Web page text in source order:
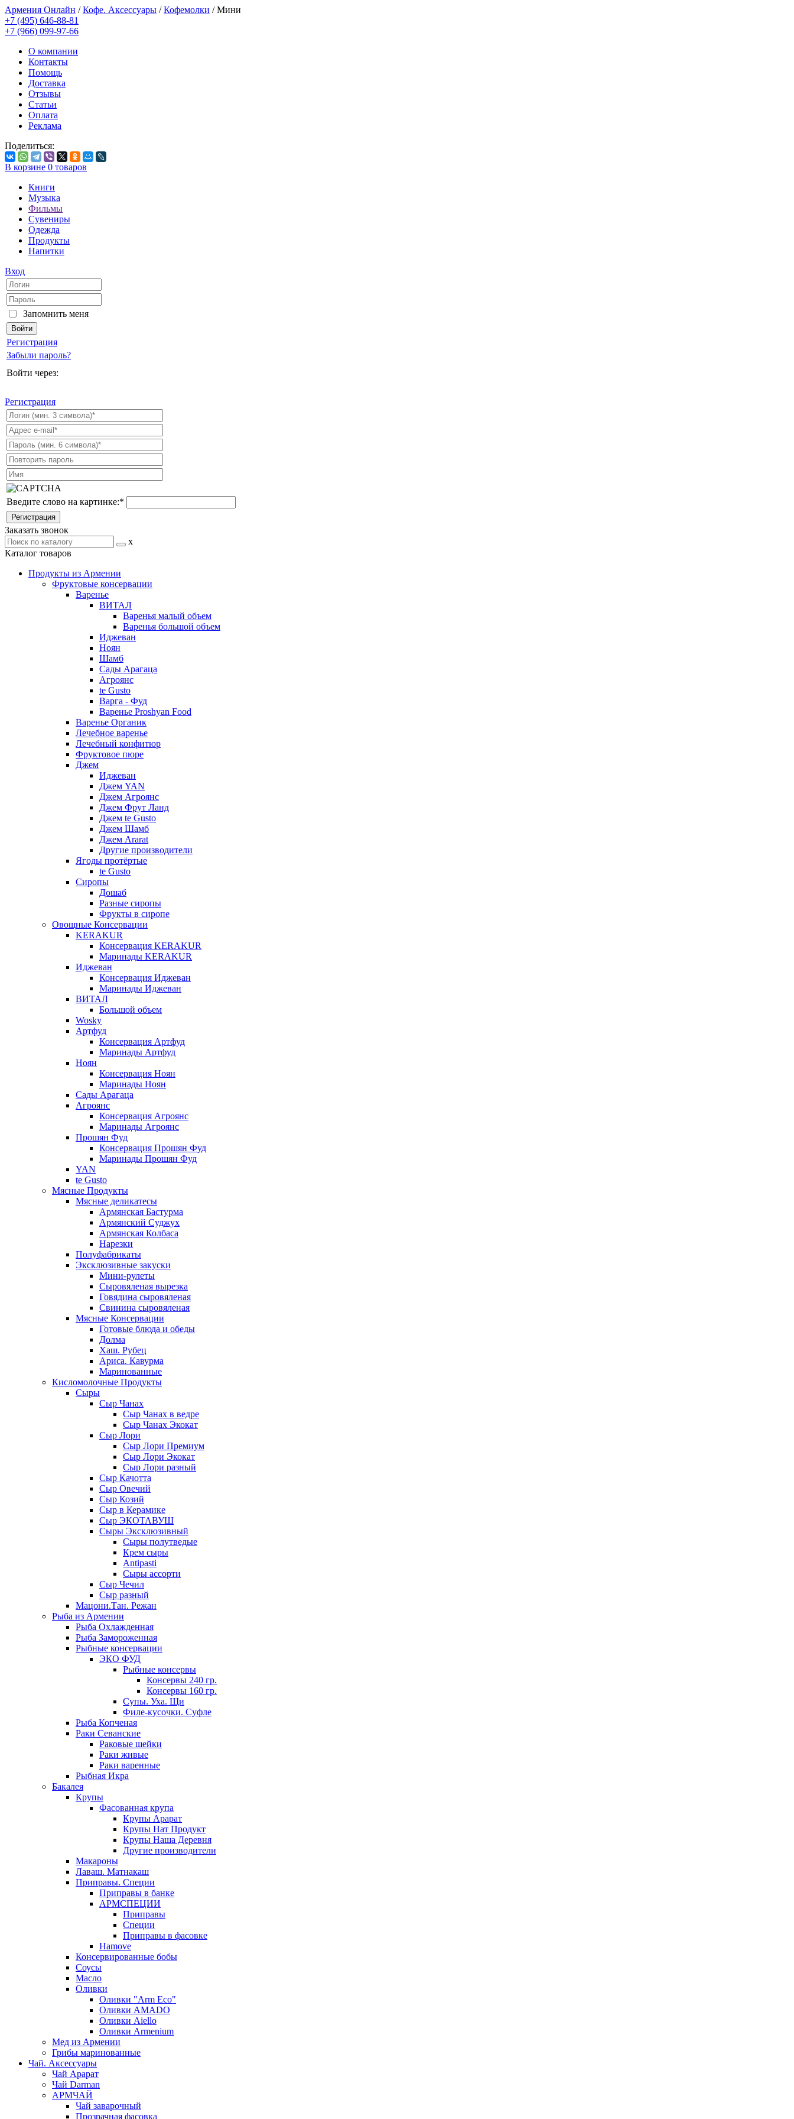
Армения Онлайн /Кофе. Аксессуары /Кофемолки /Мини
+7 (495) 646-88-81
+7 (966) 099-97-66
О компании
Контакты
Помощь
Доставка
Отзывы
Статьи
Оплата
Реклама
Поделиться:
В корзине 0 товаров
Книги
Музыка
Фильмы
Сувениры
Одежда
Продукты
Напитки
Вход
Запомнить меня
Регистрация
Забыли пароль?
Войти через:
Регистрация
Введите слово на картинке:*
Заказать звонок
x
Каталог товаров
Продукты из Армении
Фруктовые консервации
Варенье
ВИТАЛ
Варенья малый объем
Варенья большой объем
Иджеван
Ноян
Шамб
Сады Арагаца
Агроянс
te Gusto
Варга - Фуд
Варенье Proshyan Food
Варенье Органик
Лечебное варенье
Лечебный конфитюр
Фруктовое пюре
Джем
Иджеван
Джем YAN
Джем Агроянс
Джем Фрут Ланд
Джем te Gusto
Джем Шамб
Джем Ararat
Другие производители
Ягоды протёртые
te Gusto
Сиропы
Дошаб
Разные сиропы
Фрукты в сиропе
Овощные Консервации
KERAKUR
Консервация KERAKUR
Маринады KERAKUR
Иджеван
Консервация Иджеван
Маринады Иджеван
ВИТАЛ
Большой объем
Wosky
Артфуд
Консервация Артфуд
Маринады Артфуд
Ноян
Консервация Ноян
Маринады Ноян
Сады Арагаца
Агроянс
Консервация Агроянс
Маринады Агроянс
Прошян Фуд
Консервация Прошян Фуд
Маринады Прошян Фуд
YAN
te Gusto
Мясные Продукты
Мясные деликатесы
Армянская Бастурма
Армянский Суджух
Армянская Колбаса
Нарезки
Полуфабрикаты
Эксклюзивные закуски
Мини-рулеты
Сыровяленая вырезка
Говядина сыровяленая
Свинина сыровяленая
Мясные Консервации
Готовые блюда и обеды
Долма
Хаш. Рубец
Ариса. Кавурма
Маринованные
Кисломолочные Продукты
Сыры
Сыр Чанах
Сыр Чанах в ведре
Сыр Чанах Экокат
Сыр Лори
Сыр Лори Премиум
Сыр Лори Экокат
Сыр Лори разный
Сыр Качотта
Сыр Овечий
Сыр Козий
Сыр в Керамике
Сыр ЭКОТАВУШ
Сыры Эксклюзивный
Сыры полутведые
Крем сыры
Antipasti
Сыры ассорти
Сыр Чечил
Сыр разный
Мацони.Тан. Режан
Рыба из Армении
Рыба Охлажденная
Рыба Замороженная
Рыбные консервации
ЭКО ФУД
Рыбные консервы
Консервы 240 гр.
Консервы 160 гр.
Супы. Уха. Щи
Филе-кусочки. Суфле
Рыба Копченая
Раки Севанские
Раковые шейки
Раки живые
Раки варенные
Рыбная Икра
Бакалея
Крупы
Фасованная крупа
Крупы Арарат
Крупы Нат Продукт
Крупы Наша Деревня
Другие производители
Макароны
Лаваш. Матнакаш
Приправы. Специи
Приправы в банке
АРМСПЕЦИИ
Приправы
Специи
Приправы в фасовке
Hamove
Консервированные бобы
Соусы
Масло
Оливки
Оливки "Arm Eco"
Оливки AMADO
Оливки Aiello
Оливки Armenium
Мед из Армении
Грибы маринованные
Чай. Аксессуары
Чай Арарат
Чай Darman
АРМЧАЙ
Чай заварочный
Прозрачная фасовка